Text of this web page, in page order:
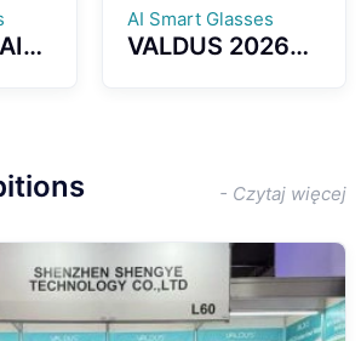
AI Smart Glasses
VALDUS 2026
with BT Calls
Music Playback
Waterproof V5
Smart
Sunglasses
- Czytaj więcej